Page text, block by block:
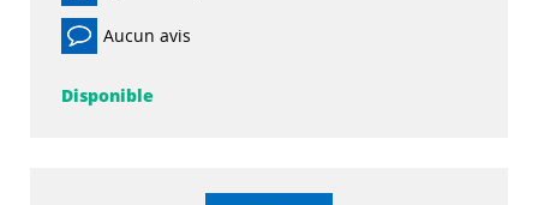
Aucun avis
Disponible